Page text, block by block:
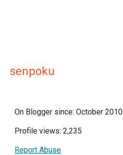
senpoku
On Blogger since: October 2010
Profile views: 2,235
Report Abuse